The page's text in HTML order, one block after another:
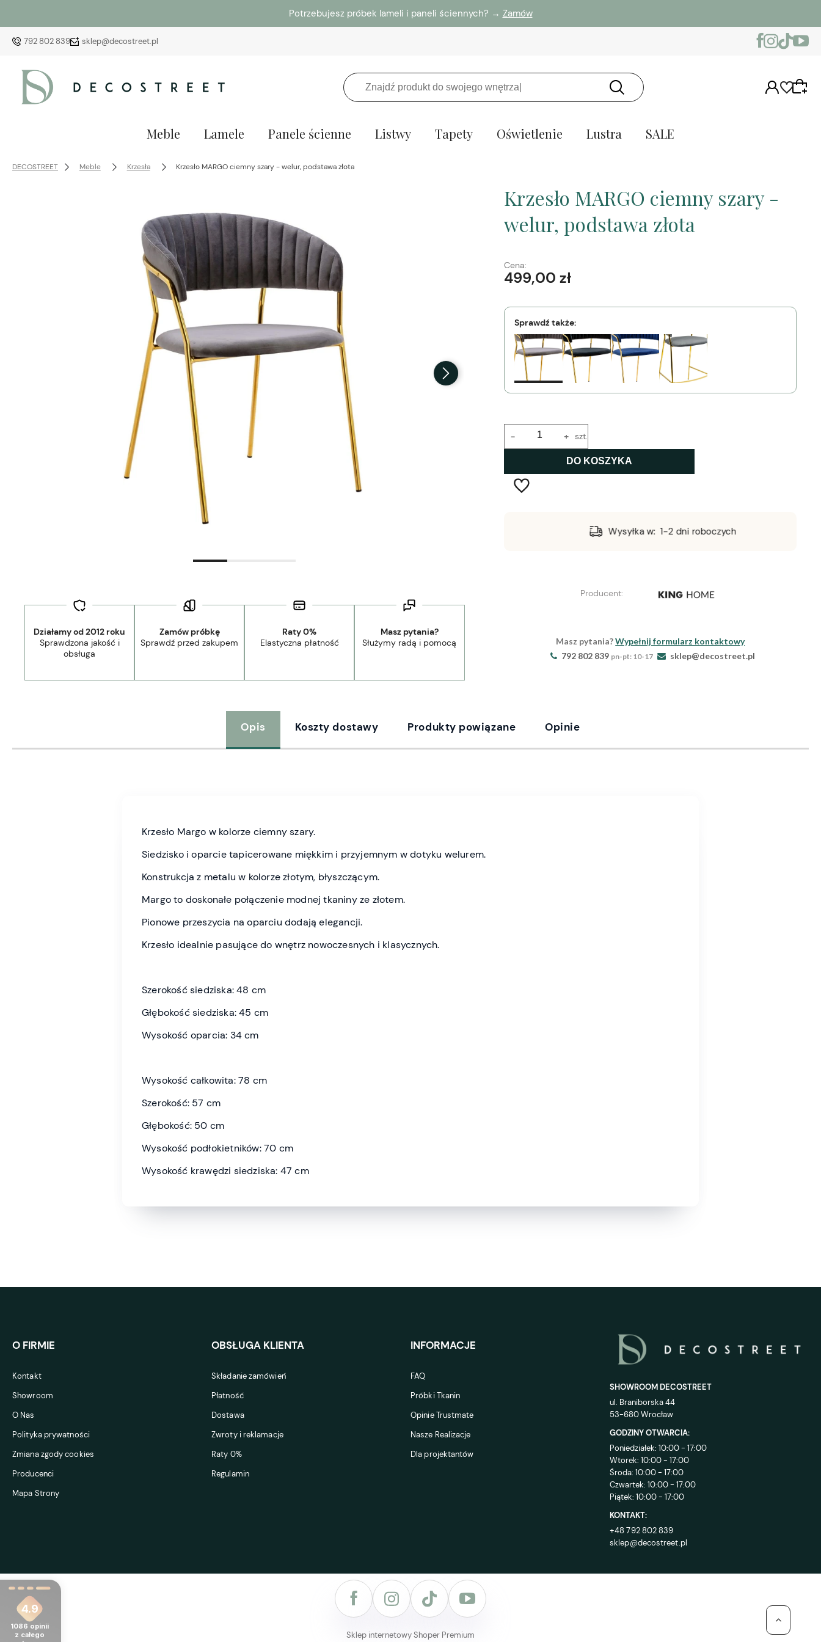
Potrzebujesz próbek lameli i paneli ściennych? → Zamów
792 802 839 sklep@decostreet.pl
Meble Lamele Panele ścienne Listwy Tapety Oświetlenie Lustra SALE
DECOSTREET Meble Krzesła Krzesło MARGO ciemny szary - welur, podstawa złota
Działamy od 2012 roku
Sprawdzona jakość i
obsługa
Zamów próbkę
Sprawdź przed zakupem
Raty 0%
Elastyczna płatność
Masz pytania?
Służymy radą i pomocą
Krzesło MARGO ciemny szary -
welur, podstawa złota
Cena:
499,00 zł
Sprawdź także:
+
- szt.
DO KOSZYKA
Wysyłka w: 1-2 dni roboczych
Producent:
Masz pytania?Wypełnij formularz kontaktowy
792 802 839 pn-pt: 10-17 sklep@decostreet.pl
Opis Koszty dostawy Produkty powiązane Opinie
Krzesło Margo w kolorze ciemny szary.
Siedzisko i oparcie tapicerowane miękkim i przyjemnym w dotyku welurem.
Konstrukcja z metalu w kolorze złotym, błyszczącym.
Margo to doskonałe połączenie modnej tkaniny ze złotem.
Pionowe przeszycia na oparciu dodają elegancji.
Krzesło idealnie pasujące do wnętrz nowoczesnych i klasycznych.
Szerokość siedziska: 48 cm
Głębokość siedziska: 45 cm
Wysokość oparcia: 34 cm
Wysokość całkowita: 78 cm
Szerokość: 57 cm
Głębokość: 50 cm
Wysokość podłokietników: 70 cm
Wysokość krawędzi siedziska: 47 cm
O FIRMIE
Kontakt
Showroom
O Nas
Polityka prywatności
Zmiana zgody cookies
Producenci
Mapa Strony
OBSŁUGA KLIENTA
Składanie zamówień
Płatność
Dostawa
Zwroty i reklamacje
Raty 0%
Regulamin
INFORMACJE
FAQ
Próbki Tkanin
Opinie Trustmate
Nasze Realizacje
Dla projektantów
SHOWROOM DECOSTREET
ul. Braniborska 44
53-680 Wrocław
GODZINY OTWARCIA:
Poniedziałek: 10:00 - 17:00
Wtorek: 10:00 - 17:00
Środa: 10:00 - 17:00
Czwartek: 10:00 - 17:00
Piątek: 10:00 - 17:00
KONTAKT:
+48 792 802 839
sklep@decostreet.pl
4.9
1086 opinii
z całego
Sklep internetowy Shoper Premium